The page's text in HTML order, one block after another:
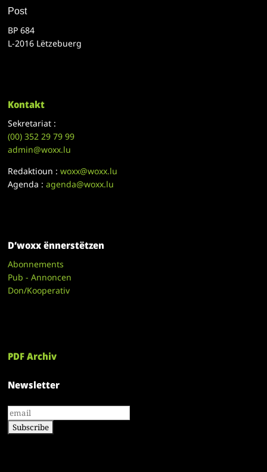
Post
BP 684
L-2016 Lëtzebuerg
Kontakt
Sekretariat :
(00)352 29 79 99
admin@woxx.lu
Redaktioun :woxx@woxx.lu
Agenda :agenda@woxx.lu
D’woxx ënnerstëtzen
Abonnements
Pub - Annoncen
Don/Kooperativ
PDF Archiv
Newsletter